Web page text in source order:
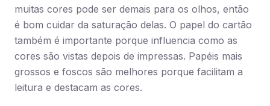
muitas cores pode ser demais para os olhos, então
é bom cuidar da saturação delas. O papel do cartão
também é importante porque influencia como as
cores são vistas depois de impressas. Papéis mais
grossos e foscos são melhores porque facilitam a
leitura e destacam as cores.